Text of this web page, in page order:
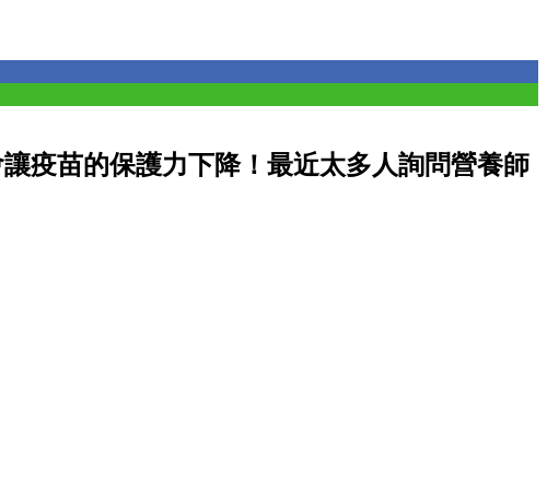
疫苗的保護力下降！最近太多人詢問營養師